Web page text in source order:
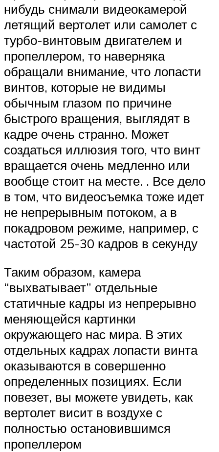
нибудь снимали видеокамерой
летящий вертолет или самолет с
турбо-винтовым двигателем и
пропеллером, то наверняка
обращали внимание, что лопасти
винтов, которые не видимы
обычным глазом по причине
быстрого вращения, выглядят в
кадре очень странно. Может
создаться иллюзия того, что винт
вращается очень медленно или
вообще стоит на месте. . Все дело
в том, что видеосъемка тоже идет
не непрерывным потоком, а в
покадровом режиме, например, с
частотой 25-30 кадров в секунду
Таким образом, камера
“выхватывает” отдельные
статичные кадры из непрерывно
меняющейся картинки
окружающего нас мира. В этих
отдельных кадрах лопасти винта
оказываются в совершенно
определенных позициях. Если
повезет, вы можете увидеть, как
вертолет висит в воздухе с
полностью остановившимся
пропеллером